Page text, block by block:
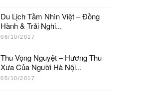
Du Lịch Tầm Nhìn Việt – Đồng
Hành & Trải Nghi...
06/10/2017
Thu Vọng Nguyệt – Hương Thu
Xưa Của Người Hà Nội...
05/10/2017